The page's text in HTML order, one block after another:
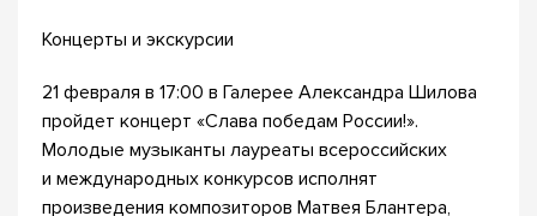
Концерты и экскурсии
21 февраля в 17:00 в Галерее Александра Шилова
пройдет концерт «Слава победам России!».
Молодые музыканты лауреаты всероссийских
и международных конкурсов исполнят
произведения композиторов Матвея Блантера,